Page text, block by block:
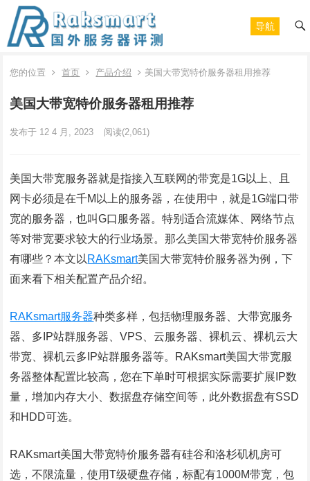
导航
您的位置 首页 产品介绍 美国大带宽特价服务器租用推荐
美国大带宽特价服务器租用推荐
发布于 12 4 月, 2023 阅读(2,061)
美国大带宽服务器就是指接入互联网的带宽是1G以上、且
网卡必须是在千M以上的服务器，在使用中，就是1G端口带
宽的服务器，也叫G口服务器。特别适合流媒体、网络节点
等对带宽要求较大的行业场景。那么美国大带宽特价服务器
有哪些？本文以 RAKsmart美国大带宽特价服务器为例，下
面来看下相关配置产品介绍。
RAKsmart服务器种类多样，包括物理服务器、大带宽服务
器、多IP站群服务器、VPS、云服务器、裸机云、裸机云大
带宽、裸机云多IP站群服务器等。RAKsmart美国大带宽服
务器整体配置比较高，您在下单时可根据实际需要扩展IP数
量，增加内存大小、数据盘存储空间等，此外数据盘有SSD
和HDD可选。
RAKsmart美国大带宽特价服务器有硅谷和洛杉矶机房可
选，不限流量，使用T级硬盘存储，标配有1000M带宽，包